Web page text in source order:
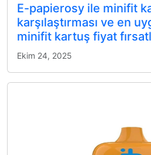
E-papierosy ile minifit
karşılaştırması ve en
minifit kartuş fiyat
Ekim 24, 2025